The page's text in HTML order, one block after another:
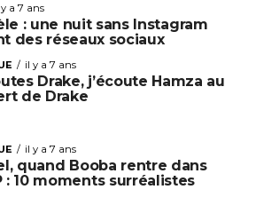
a 7 ans
: une nuit sans Instagram
des réseaux sociaux
il y a 7 ans
Drake, j’écoute Hamza au
de Drake
il y a 7 ans
quand Booba rentre dans
: 10 moments surréalistes